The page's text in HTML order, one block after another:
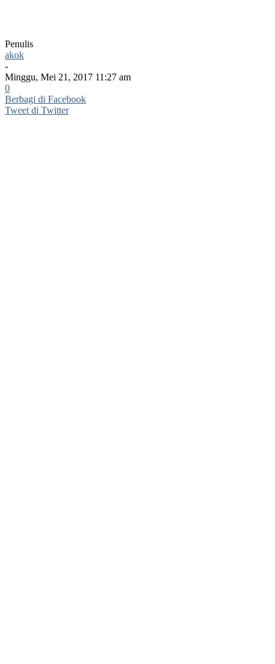
Penulis
akok
-
Minggu, Mei 21, 2017 11:27 am
0
Berbagi di Facebook
Tweet di Twitter